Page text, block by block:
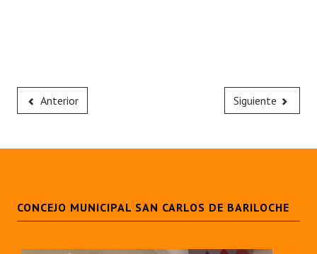
Anterior Siguiente
CONCEJO MUNICIPAL SAN CARLOS DE BARILOCHE